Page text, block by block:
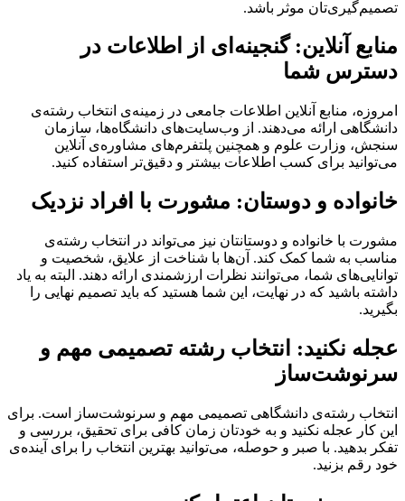
تصمیم‌گیری‌تان موثر باشد.
منابع آنلاین: گنجینه‌ای از اطلاعات در
دسترس شما
امروزه، منابع آنلاین اطلاعات جامعی در زمینه‌ی انتخاب رشته‌ی
دانشگاهی ارائه می‌دهند. از وب‌سایت‌های دانشگاه‌ها، سازمان
سنجش، وزارت علوم و همچنین پلتفرم‌های مشاوره‌ی آنلاین
می‌توانید برای کسب اطلاعات بیشتر و دقیق‌تر استفاده کنید.
خانواده و دوستان: مشورت با افراد نزدیک
مشورت با خانواده و دوستانتان نیز می‌تواند در انتخاب رشته‌ی
مناسب به شما کمک کند. آن‌ها با شناخت از علایق، شخصیت و
توانایی‌های شما، می‌توانند نظرات ارزشمندی ارائه دهند. البته به یاد
داشته باشید که در نهایت، این شما هستید که باید تصمیم نهایی را
بگیرید.
عجله نکنید: انتخاب رشته تصمیمی مهم و
سرنوشت‌ساز
انتخاب رشته‌ی دانشگاهی تصمیمی مهم و سرنوشت‌ساز است. برای
این کار عجله نکنید و به خودتان زمان کافی برای تحقیق، بررسی و
تفکر بدهید. با صبر و حوصله، می‌توانید بهترین انتخاب را برای آینده‌ی
خود رقم بزنید.